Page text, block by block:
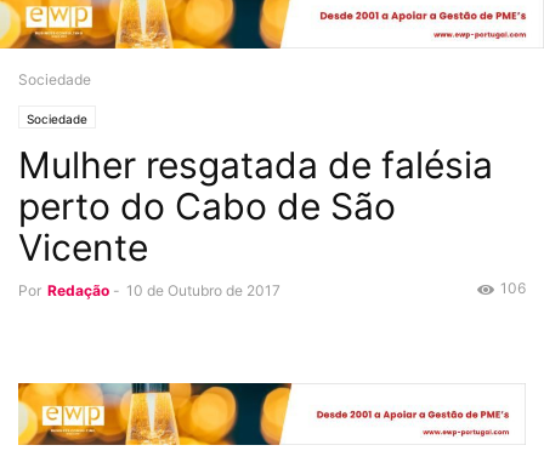
Sociedade
Sociedade
Mulher resgatada de falésia
perto do Cabo de São
Vicente
Por Redação - 10 de Outubro de 2017 106